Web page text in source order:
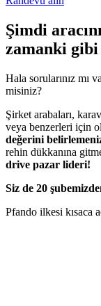
Şimdi
zamanki gibi
Hala sorularınız mı
misiniz?
Şirket arabaları,
veya benzerleri için
değerini
rehin dükkanına
drive pazar lideri!
Siz de 20
Pfando ilkesi kısaca